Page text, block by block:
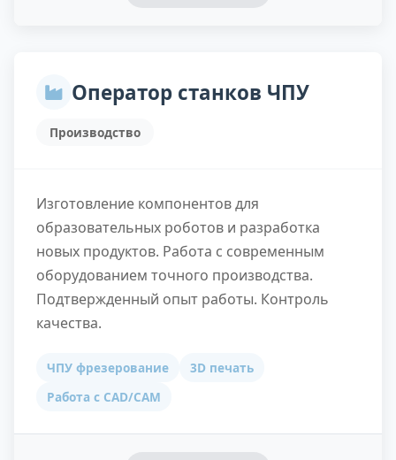
Оператор станков ЧПУ
Производство
Изготовление компонентов для
образовательных роботов и разработка
новых продуктов. Работа с современным
оборудованием точного производства.
Подтвержденный опыт работы. Контроль
качества.
ЧПУ фрезерование
3D печать
Работа с CAD/CAM